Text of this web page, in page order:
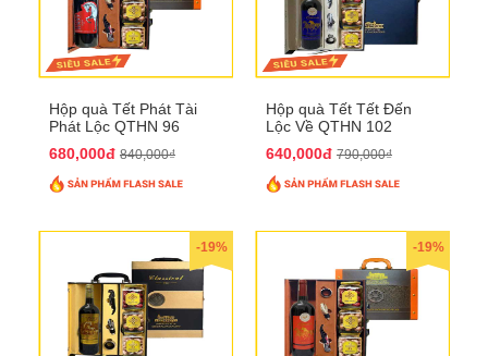
Hộp quà Tết Phát Tài
Phát Lộc QTHN 96
680,000đ 840,000₫
Hộp quà Tết Tết Đến
Lộc Về QTHN 102
640,000đ 790,000₫
-19% -19%